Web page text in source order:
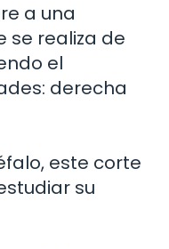
a una
se realiza de
el
derecha
este corte
su